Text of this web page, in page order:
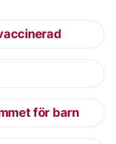
för barn